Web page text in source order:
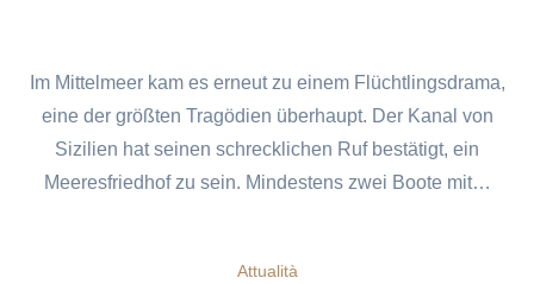
Im Mittelmeer kam es erneut zu einem Flüchtlingsdrama,
eine der größten Tragödien überhaupt. Der Kanal von
Sizilien hat seinen schrecklichen Ruf bestätigt, ein
Meeresfriedhof zu sein. Mindestens zwei Boote mit…
Attualità